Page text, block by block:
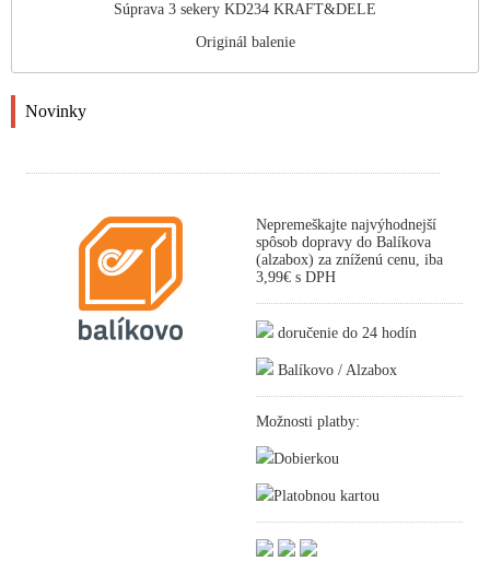
Súprava 3 sekery KD234 KRAFT&DELE
Originál balenie
Novinky
Nepremeškajte najvýhodnejší
spôsob dopravy do Balíkova
(alzabox) za zníženú cenu, iba
3,99€ s DPH
doručenie do 24 hodín
Balíkovo / Alzabox
Možnosti platby:
Dobierkou
Platobnou kartou